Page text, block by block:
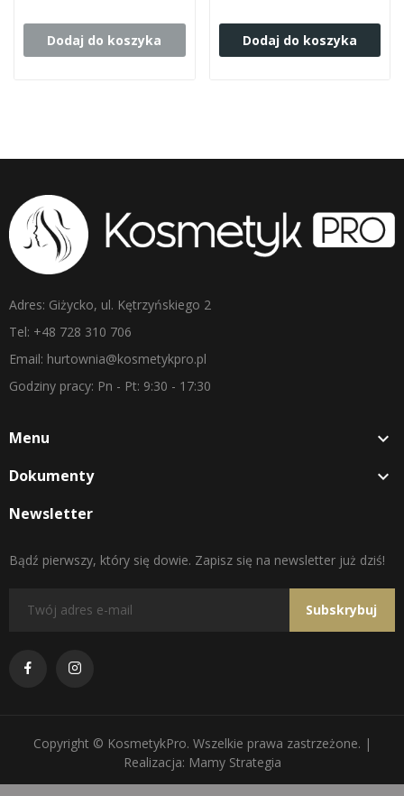
Dodaj do koszyka Dodaj do koszyka
Adres: Giżycko, ul. Kętrzyńskiego 2
Tel: +48 728 310 706
Email: hurtownia@kosmetykpro.pl
Godziny pracy: Pn - Pt: 9:30 - 17:30
Menu 
Dokumenty 
Newsletter
Bądź pierwszy, który się dowie. Zapisz się na newsletter już dziś!
Subskrybuj
Copyright © KosmetykPro. Wszelkie prawa zastrzeżone. |
Realizacja: Mamy Strategia